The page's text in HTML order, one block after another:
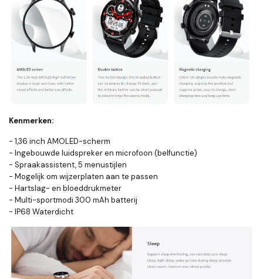
Kenmerken:
- 1,36 inch AMOLED-scherm
- Ingebouwde luidspreker en microfoon (belfunctie)
- Spraakassistent, 5 menustijlen
- Mogelijk om wijzerplaten aan te passen
- Hartslag- en bloeddrukmeter
- Multi-sportmodi 300 mAh batterij
- IP68 Waterdicht